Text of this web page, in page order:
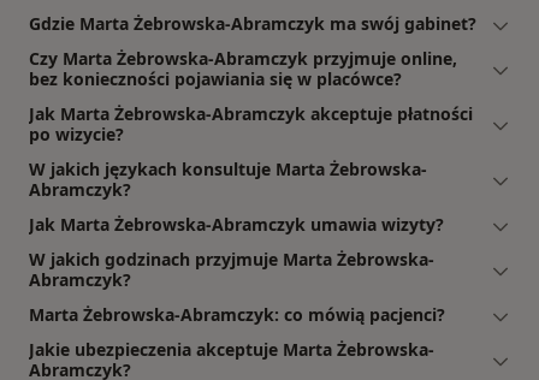
Gdzie Marta Żebrowska-Abramczyk ma swój gabinet?
Czy Marta Żebrowska-Abramczyk przyjmuje online,
bez konieczności pojawiania się w placówce?
Jak Marta Żebrowska-Abramczyk akceptuje płatności
po wizycie?
W jakich językach konsultuje Marta Żebrowska-
Abramczyk?
Jak Marta Żebrowska-Abramczyk umawia wizyty?
W jakich godzinach przyjmuje Marta Żebrowska-
Abramczyk?
Marta Żebrowska-Abramczyk: co mówią pacjenci?
Jakie ubezpieczenia akceptuje Marta Żebrowska-
Abramczyk?